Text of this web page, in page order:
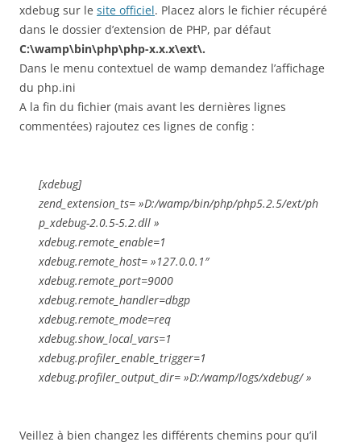
xdebug sur le site officiel. Placez alors le fichier récupéré
dans le dossier d’extension de PHP, par défaut
C:\wamp\bin\php\php-x.x.x\ext\.
Dans le menu contextuel de wamp demandez l’affichage
du php.ini
A la fin du fichier (mais avant les dernières lignes
commentées) rajoutez ces lignes de config :
[xdebug]
zend_extension_ts= »D:/wamp/bin/php/php5.2.5/ext/ph
p_xdebug-2.0.5-5.2.dll »
xdebug.remote_enable=1
xdebug.remote_host= »127.0.0.1″
xdebug.remote_port=9000
xdebug.remote_handler=dbgp
xdebug.remote_mode=req
xdebug.show_local_vars=1
xdebug.profiler_enable_trigger=1
xdebug.profiler_output_dir= »D:/wamp/logs/xdebug/ »
Veillez à bien changez les différents chemins pour qu’il